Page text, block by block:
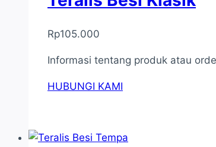
Rp105.000
Informasi tentang produk atau
HUBUNGI KAMI